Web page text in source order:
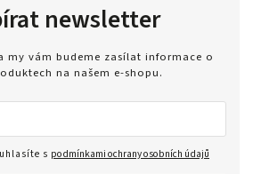
newsletter
my vám budeme zasílat informace o
na našem e-shopu.
s podmínkami ochrany osobních údajů